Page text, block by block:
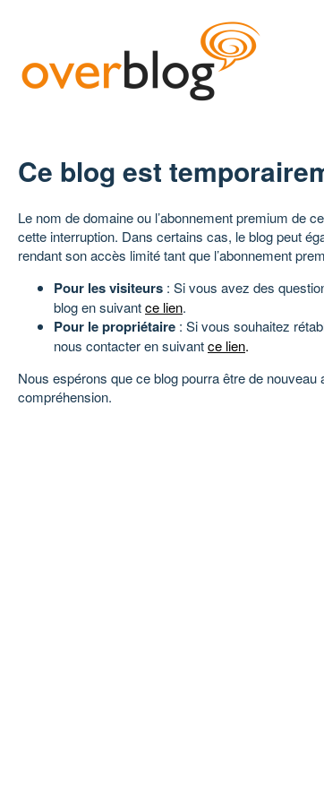
Ce blog est
Le nom de domaine ou l’abonnement premium de
cette interruption. Dans certains cas, le blog peut
rendant son accès limité tant que l’abonnement
Pour les visiteurs : Si vous avez des
blog en suivantce lien.
Pour le propriétaire : Si vous souhaitez
nous contacter en suivantce lien.
Nous espérons que ce blog pourra être de
compréhension.